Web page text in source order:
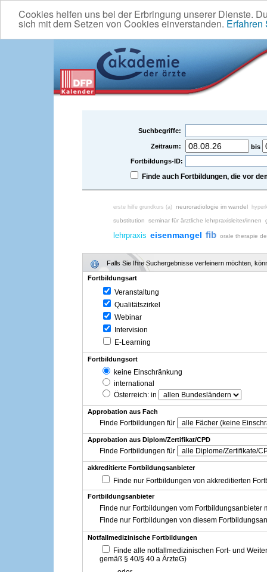
Cookies helfen uns bei der Erbringung unserer Dienste.
sich mit dem Setzen von Cookies einverstanden. Erfahren
Suchbegriffe:
Zeitraum:
bis
Fortbildungs-ID:
Finde auch Fortbildungen, die vor
erste hilfe grundkurs (a) neuroradiologie im wandel
substitution seminar für ärztliche lehrpraxisleiter/innen
lehrpraxis eisenmangel fib orale therapie
Falls Sie Ihre Suchergebnisse verfeinern möchten,
Fortbildungsart
Veranstaltung
Qualitätszirkel
Webinar
Intervision
E-Learning
Fortbildungsort
keine Einschränkung
international
Österreich: in
Approbation aus Fach
Finde Fortbildungen für
Approbation aus Diplom/Zertifikat/CPD
Finde Fortbildungen für
akkreditierte Fortbildungsanbieter
Finde nur Fortbildungen von akkreditierten
Fortbildungsanbieter
Finde nur Fortbildungen vom Fortbildungsanbieter
Finde nur Fortbildungen von diesem
Notfallmedizinische Fortbildungen
Finde alle notfallmedizinischen Fort- und
gemäß § 40/§ 40 a ÄrzteG)